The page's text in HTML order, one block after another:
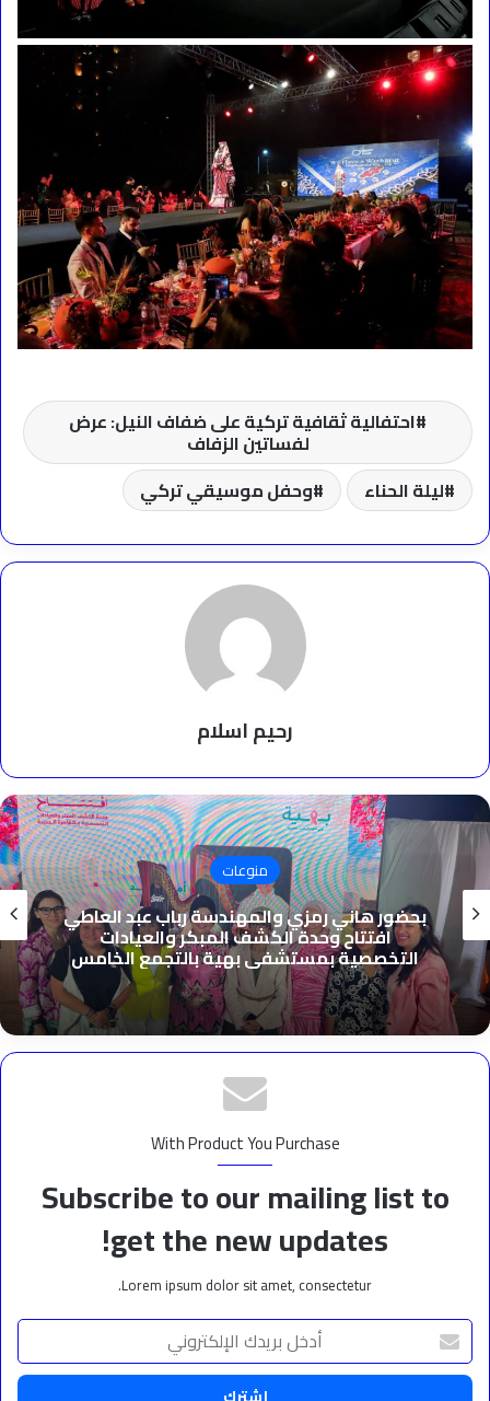
احتفالية ثقافية تركية على ضفاف النيل: عرض
لفساتين الزفاف
ليلة الحناء
وحفل موسيقي تركي
رحيم اسلام
منوعات
رمزي والمهندسة رباب عبد العاطي
وحدة الكشف المبكر والعيادات
بمستشفى بهية بالتجمع الخامس قضية
With Product You Purchase
Subscribe to our mailing list to
get the new updates!
Lorem ipsum dolor sit amet, consectetur.
أدخل
بريدك
الإلكتروني